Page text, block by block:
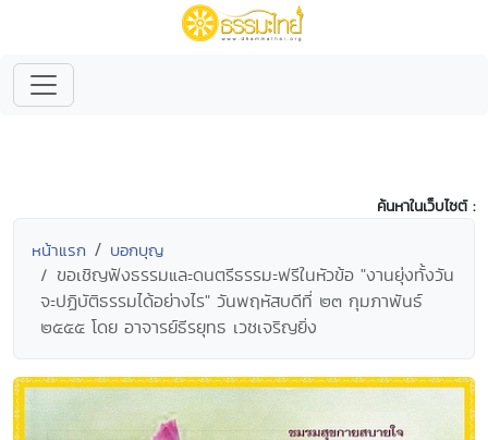
ค้นหาในเว็บไซต์ :
หน้าแรก บอกบุญ
ขอเชิญฟังธรรมและดนตรีธรรมะฟรีในหัวข้อ "งานยุ่งทั้งวัน
จะปฏิบัติธรรมได้อย่างไร" วันพฤหัสบดีที่ ๒๓ กุมภาพันธ์
๒๕๕๕ โดย อาจารย์ธีรยุทธ เวชเจริญยิ่ง